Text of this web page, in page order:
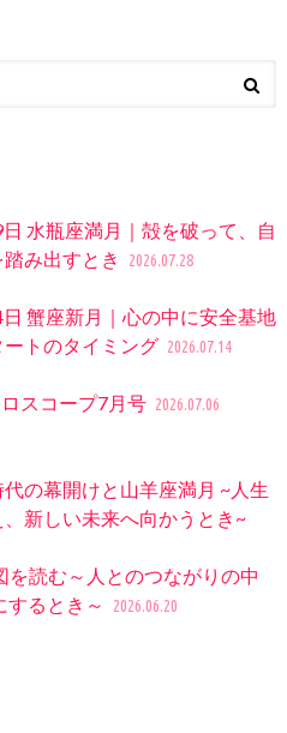
水瓶座満月｜殻を破って、自
み出すとき
2026.07.28
蟹座新月｜心の中に安全基地
トのタイミング 2026.07.14
スコープ7月号 2026.07.06
の幕開けと山羊座満月 ~人生
新しい未来へ向かうとき~
を読む～人とのつながりの中
するとき～
2026.06.20